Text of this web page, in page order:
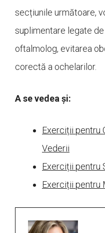
secțiunile următoare,
suplimentare legate
oftalmolog, evitarea
corectă a ochelarilor.
A se vedea și:
Exerciții pentru
Vederii
Exerciții pentru
Exerciții pentru